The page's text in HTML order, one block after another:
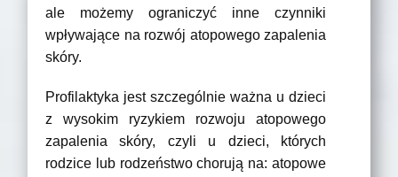
ale możemy ograniczyć inne czynniki
wpływające na rozwój atopowego zapalenia
skóry.
Profilaktyka jest szczególnie ważna u dzieci
z wysokim ryzykiem rozwoju atopowego
zapalenia skóry, czyli u dzieci, których
rodzice lub rodzeństwo chorują na: atopowe